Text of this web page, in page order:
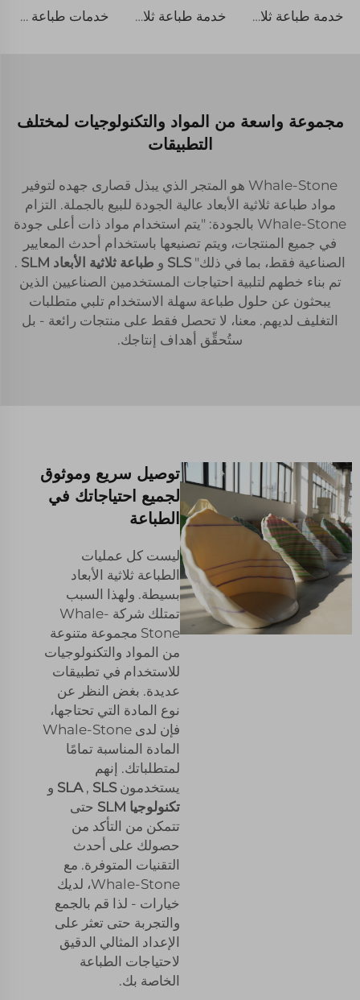
خدمة طباعة ثلاثية الأبعاد عالية الجودة ومخصصة بأحجام كبيرة باستخدام مادة ABS الراتنجية SLA لطباعة نماذج كبيرة بسرعة خدمة طباعة ثلاثية الأبعاد SLM مخصصة بدقة من الفولاذ المقاوم للصدأ 316L لتصنيع سريع للمكونات المعدنية خدمات طباعة ثلاثية الأبعاد عالية الجودة وتصنيع نماذج سريعة باستخدام SLA وSLS وSLM والمادة الراتنج والنيلون والمعدن
مجموعة واسعة من المواد والتكنولوجيات لمختلف
التطبيقات
Whale-Stone هو المتجر الذي يبذل قصارى جهده لتوفير
مواد طباعة ثلاثية الأبعاد عالية الجودة للبيع بالجملة. التزام
Whale-Stone بالجودة: "يتم استخدام مواد ذات أعلى جودة
في جميع المنتجات، ويتم تصنيعها باستخدام أحدث المعايير
الصناعية فقط، بما في ذلك"SLS و طباعة ثلاثية الأبعاد SLM
.
تم بناء خطهم لتلبية احتياجات المستخدمين الصناعيين الذين
يبحثون عن حلول طباعة سهلة الاستخدام تلبي متطلبات
التغليف لديهم. معنا، لا تحصل فقط على منتجات رائعة - بل
ستُحقِّق أهداف إنتاجك.
توصيل سريع وموثوق
لجميع احتياجاتك في
الطباعة
ليست كل عمليات
الطباعة ثلاثية الأبعاد
بسيطة. ولهذا السبب
تمتلك شركة Whale-
Stone مجموعة متنوعة
من المواد والتكنولوجيات
للاستخدام في تطبيقات
عديدة. بغض النظر عن
نوع المادة التي تحتاجها،
فإن لدى Whale-Stone
المادة المناسبة تمامًا
لمتطلباتك. إنهم
يستخدمون
SLA , SLS
و
تكنولوجيا SLM
حتى
تتمكن من التأكد من
حصولك على أحدث
التقنيات المتوفرة. مع
Whale-Stone، لديك
خيارات - لذا قم بالجمع
والتجربة حتى تعثر على
الإعداد المثالي الدقيق
لاحتياجات الطباعة
الخاصة بك.